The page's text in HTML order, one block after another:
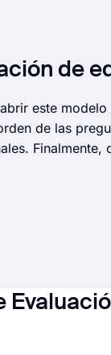
de
este
de las
Finalmente,